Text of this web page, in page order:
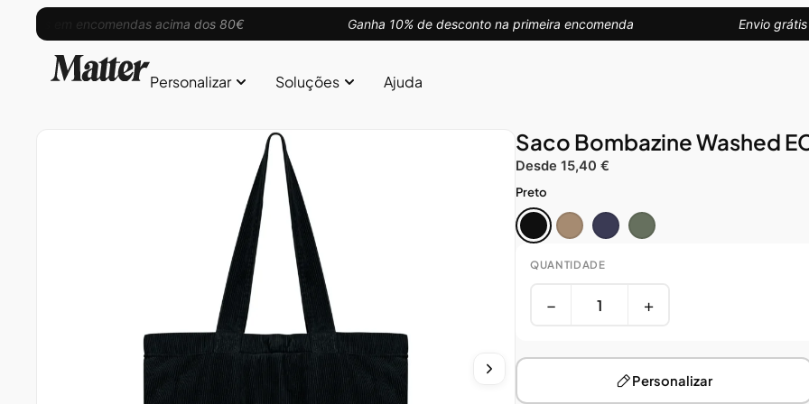
em encomendas acima dos 80€ Ganha 10% de desconto na primeira encomenda Envio grátis
Personalizar Soluções Ajuda
Saco Bombazine Washed
Desde 15,40 €
Preto
QUANTIDADE
− +
Personalizar